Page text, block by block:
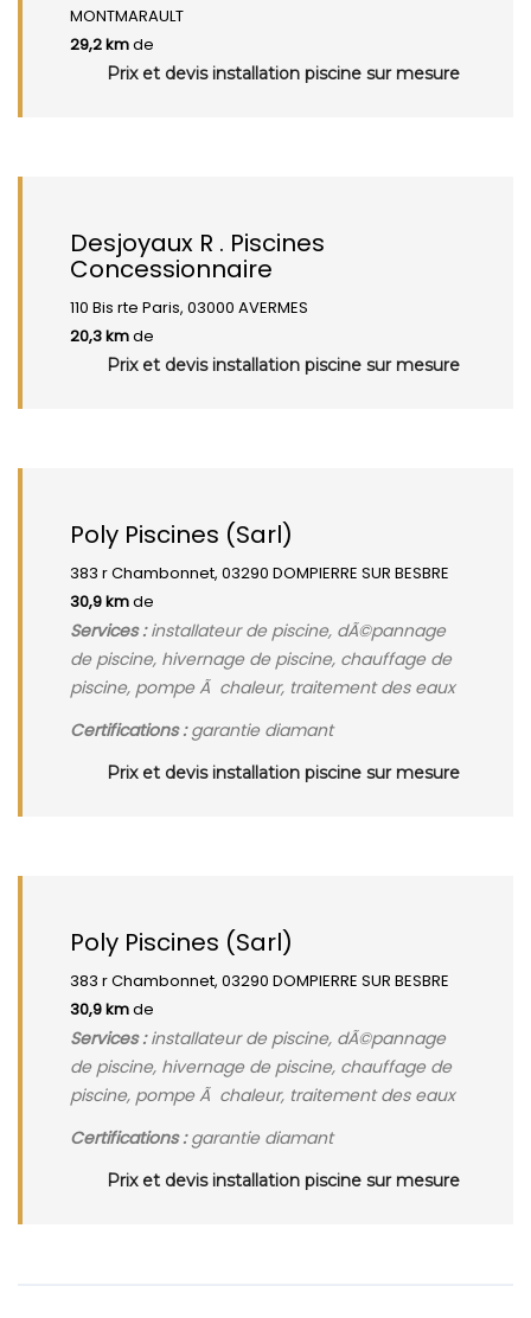
MONTMARAULT
29,2 kmde
Prix et devis installation piscine sur mesure
Desjoyaux R . Piscines
Concessionnaire
110 Bis rte Paris, 03000 AVERMES
20,3 kmde
Prix et devis installation piscine sur mesure
Poly Piscines (Sarl)
383 r Chambonnet, 03290 DOMPIERRE SUR BESBRE
30,9 kmde
Services :installateur de piscine, dÃ©pannage
de piscine, hivernage de piscine, chauffage de
piscine, pompe Ã chaleur, traitement des eaux
Certifications :garantie diamant
Prix et devis installation piscine sur mesure
Poly Piscines (Sarl)
383 r Chambonnet, 03290 DOMPIERRE SUR BESBRE
30,9 kmde
Services :installateur de piscine, dÃ©pannage
de piscine, hivernage de piscine, chauffage de
piscine, pompe Ã chaleur, traitement des eaux
Certifications :garantie diamant
Prix et devis installation piscine sur mesure